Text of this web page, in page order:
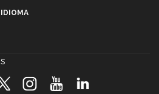
robótica FIRST 2026! (video)